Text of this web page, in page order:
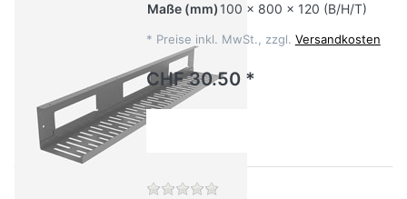
Maße (mm) 100 x 800 x 120 (B/H/T)
* Preise inkl. MwSt., zzgl. Versandkosten
CHF 30.50 *
Zu diesem Produkt liegen